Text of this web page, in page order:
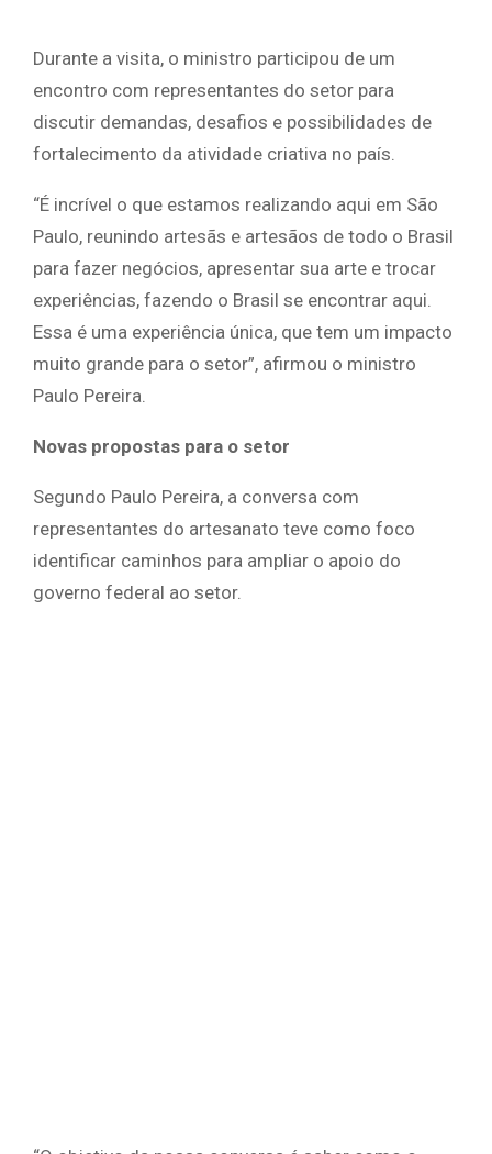
Durante a visita, o ministro participou de um
encontro com representantes do setor para
discutir demandas, desafios e possibilidades de
fortalecimento da atividade criativa no país.
“É incrível o que estamos realizando aqui em São
Paulo, reunindo artesãs e artesãos de todo o Brasil
para fazer negócios, apresentar sua arte e trocar
experiências, fazendo o Brasil se encontrar aqui.
Essa é uma experiência única, que tem um impacto
muito grande para o setor”, afirmou o ministro
Paulo Pereira.
Novas propostas para o setor
Segundo Paulo Pereira, a conversa com
representantes do artesanato teve como foco
identificar caminhos para ampliar o apoio do
governo federal ao setor.